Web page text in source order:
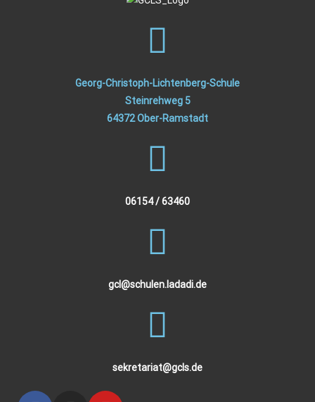
Georg-Christoph-Lichtenberg-Schule
Steinrehweg 5
64372 Ober-Ramstadt
06154 / 63460
gcl@schulen.ladadi.de
sekretariat@gcls.de